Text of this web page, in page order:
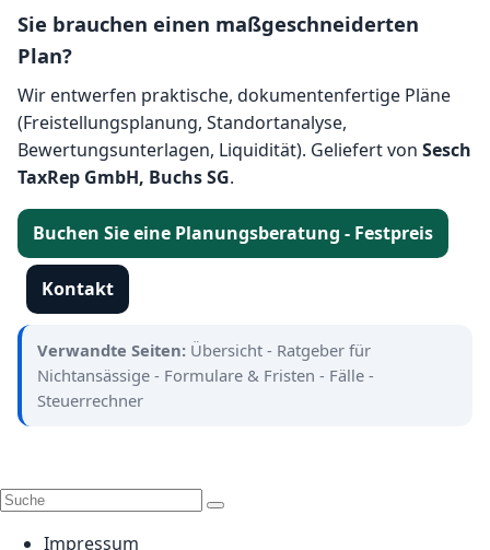
Sie brauchen einen maßgeschneiderten
Plan?
Wir entwerfen praktische, dokumentenfertige Pläne
(Freistellungsplanung, Standortanalyse,
Bewertungsunterlagen, Liquidität). Geliefert von Sesch
TaxRep GmbH, Buchs SG.
Buchen Sie eine Planungsberatung - Festpreis
Kontakt
Verwandte Seiten: Übersicht - Ratgeber für
Nichtansässige - Formulare & Fristen - Fälle -
Steuerrechner
Impressum